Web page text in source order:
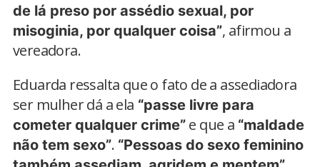
de lá preso por assédio sexual, por
misoginia, por qualquer coisa”, afirmou a
vereadora.
Eduarda ressalta que o fato de a assediadora
ser mulher dá a ela “passe livre para
cometer qualquer crime” e que a “maldade
não tem sexo”. “Pessoas do sexo feminino